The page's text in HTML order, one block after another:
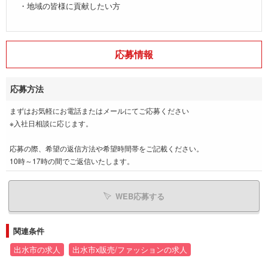
・地域の皆様に貢献したい方
応募情報
応募方法
まずはお気軽にお電話またはメールにてご応募ください
※入社日相談に応じます。
応募の際、希望の返信方法や希望時間帯をご記載ください。
10時～17時の間でご返信いたします。
WEB応募する
関連条件
出水市の求人 出水市x販売/ファッションの求人